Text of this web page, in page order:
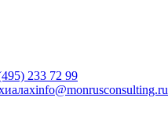
233 72 99
info@monrusconsulting.ru